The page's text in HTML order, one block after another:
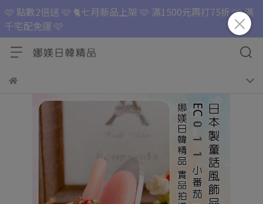
🩷 點數2倍送 🩷 🐈七月新品上架 🩷 滿1500元再打75折 🩷 滿
千宅配免運 🩷